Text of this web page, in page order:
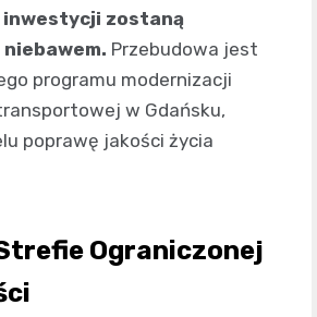
zostaną
Przebudowa jest
programu modernizacji
w Gdańsku,
poprawę jakości życia
Ograniczonej